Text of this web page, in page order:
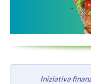
Iniziativa